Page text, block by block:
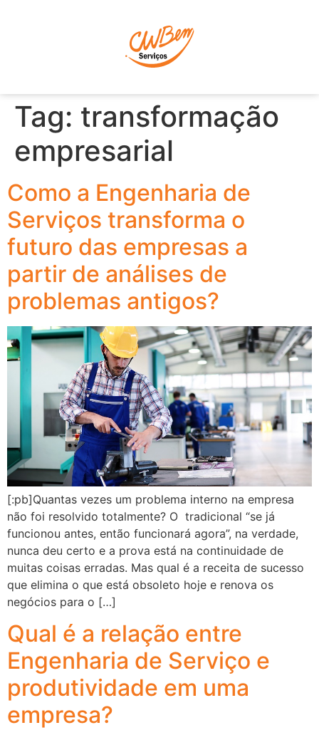
Tag: transformação
empresarial
Como a Engenharia de
Serviços transforma o
futuro das empresas a
partir de análises de
problemas antigos?
[:pb]Quantas vezes um problema interno na empresa
não foi resolvido totalmente? O tradicional “se já
funcionou antes, então funcionará agora”, na verdade,
nunca deu certo e a prova está na continuidade de
muitas coisas erradas. Mas qual é a receita de sucesso
que elimina o que está obsoleto hoje e renova os
negócios para o […]
Qual é a relação entre
Engenharia de Serviço e
produtividade em uma
empresa?